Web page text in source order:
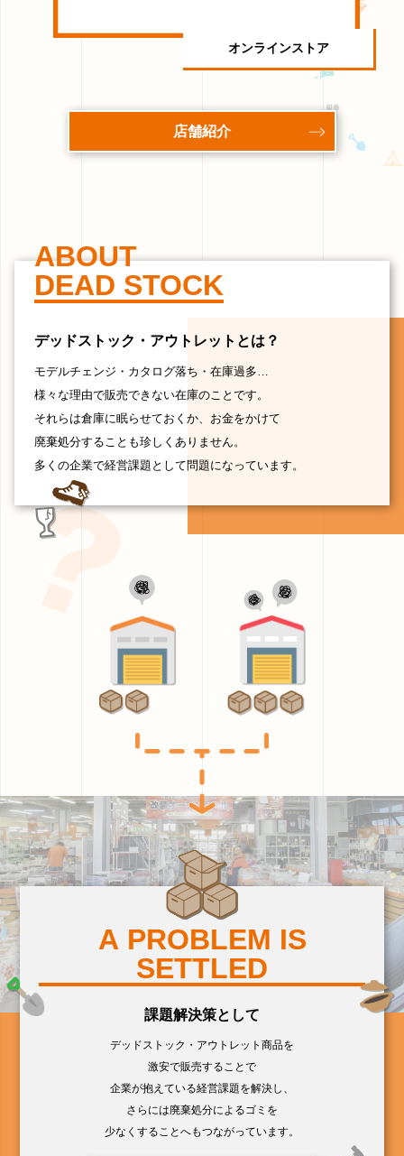
オンラインストア
店舗紹介
ABOUT
DEAD STOCK
デッドストック・アウトレットとは？
モデルチェンジ・カタログ落ち・在庫過多…
様々な理由で販売できない在庫のことです。
それらは倉庫に眠らせておくか、お金をかけて
廃棄処分することも珍しくありません。
多くの企業で経営課題として問題になっています。
A PROBLEM IS
SETTLED
課題解決策として
デッドストック・アウトレット商品を
激安で販売することで
企業が抱えている経営課題を解決し、
さらには廃棄処分によるゴミを
少なくすることへもつながっています。